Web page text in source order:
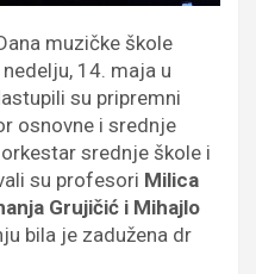
muzičke škole
14. maja u
su pripremni
osnovne i srednje
srednje škole i
su profesori Milica
Grujičić i Mihajlo
bila je zadužena dr